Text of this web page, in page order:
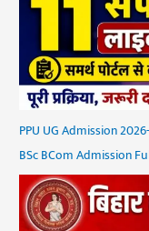
PPU UG Admission
BSc BCom Admission